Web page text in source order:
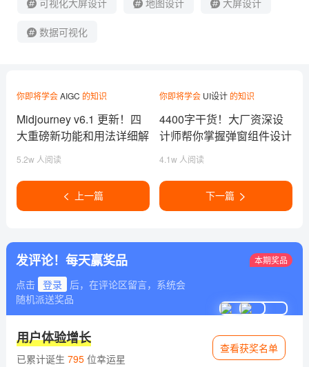
数据可视化
你即将学会AIGC 的知识
Midjourney v6.1 更新！四
大重磅新功能和用法详细解
5.2w 人阅读
上一篇
你即将学会 UI设计 的知识
4400字干货！大厂资深设
计师帮你掌握弹窗组件设计
4.1w 人阅读
下一篇
发评论！每天赢奖品
点击 登录
后，在评论区留言，系统会
随机派送奖品
本期奖品
用户体验增长
已累计诞生 795位幸运星
查看获奖名单